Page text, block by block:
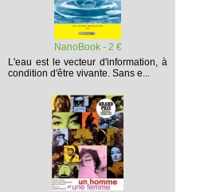
NanoBook - 2 €
L'eau est le vecteur d'information, à
condition d'être vivante. Sans e...